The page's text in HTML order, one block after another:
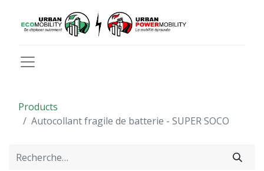
Products
Autocollant fragile de batterie - SUPER SOCO